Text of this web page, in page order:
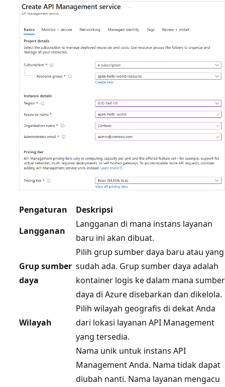
Pengaturan
Deskripsi
Langganan
Langganan di mana instans layanan
baru ini akan dibuat.
Grup sumber
daya
Pilih grup sumber daya baru atau yang
sudah ada. Grup sumber daya adalah
kontainer logis ke dalam mana sumber
daya di Azure disebarkan dan dikelola.
Wilayah
Pilih wilayah geografis di dekat Anda
dari lokasi layanan API Management
yang tersedia.
Nama unik untuk instans API
Management Anda. Nama tidak dapat
diubah nanti. Nama layanan mengacu